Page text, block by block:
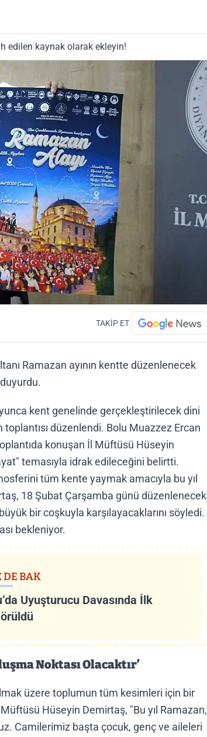
edilen kaynak olarak ekleyin!
TAKİP ET
Ramazan ayının kentte düzenlenecek
duyurdu.
kent genelinde gerçekleştirilecek dini
toplantısı düzenlendi. Bolu Muazzez Ercan
konuşan İl Müftüsü Hüseyin
temasıyla idrak edileceğini belirtti.
tüm kente yaymak amacıyla bu yıl
18 Şubat Çarşamba günü düzenlenecek
bir coşkuyla karşılayacaklarını söyledi.
bekleniyor.
DE BAK
Uyuşturucu Davasında İlk
Noktası Olacaktır’
üzere toplumun tüm kesimleri için bir
Hüseyin Demirtaş, "Bu yıl Ramazan,
Camilerimiz başta çocuk, genç ve aileleri